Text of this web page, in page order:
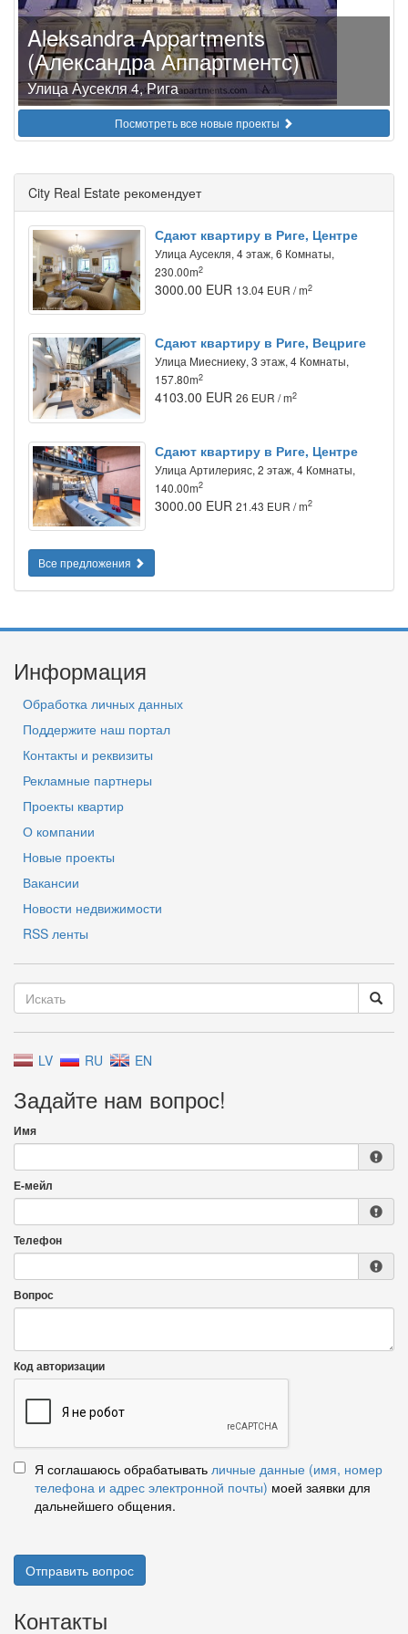
Aleksandra Appartments
(Александра Аппартментс)
Улица Аусекля 4, Рига
Посмотреть все новые проекты
City Real Estate рекомендует
Сдают квартиру в Риге, Центре
Улица Аусекля, 4 этаж, 6 Комнаты,
230.00m2
3000.00 EUR 13.04 EUR / m2
Сдают квартиру в Риге, Вецриге
Улица Миесниеку, 3 этаж, 4 Комнаты,
157.80m2
4103.00 EUR 26 EUR / m2
Сдают квартиру в Риге, Центре
Улица Артилерияс, 2 этаж, 4 Комнаты,
140.00m2
3000.00 EUR 21.43 EUR / m2
Все предложения
Информация
Обработка личных данных
Поддержите наш портал
Контакты и реквизиты
Рекламные партнеры
Проекты квартир
О компании
Новые проекты
Вакансии
Новости недвижимости
RSS ленты
LV RU EN
Задайте нам вопрос!
Имя
Е-мейл
Телефон
Вопрос
Код авторизации
Я соглашаюсь обрабатывать личные данные (имя, номер
телефона и адрес электронной почты) моей заявки для
дальнейшего общения.
Отправить вопрос
Контакты